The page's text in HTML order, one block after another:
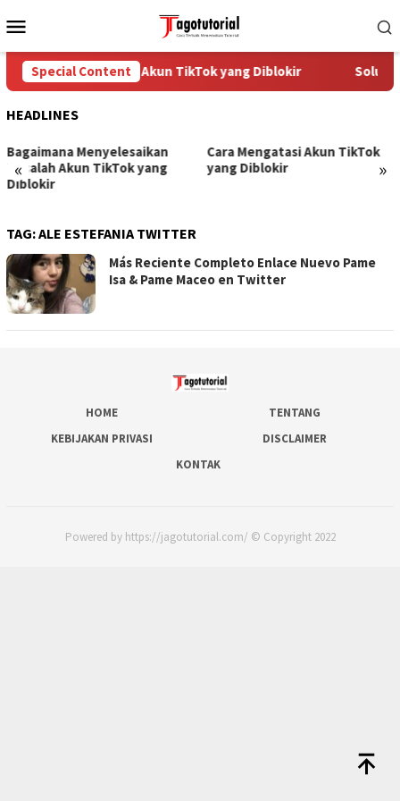
to
Menu
Special Content
Cara Mengatasi Akun TikTok yang Diblokir Solusi
HEADLINES
« »
Bagaimana Menyelesaikan
Masalah Akun TikTok yang
Diblokir
Cara Mengatasi Akun TikTok
yang Diblokir
TAG:ALE ESTEFANIA TWITTER
Más Reciente Completo Enlace Nuevo Pame
Isa & Pame Maceo en Twitter
HOME
TENTANG
KEBIJAKAN PRIVASI
DISCLAIMER
KONTAK
Powered by https://jagotutorial.com/ © Copyright 2022